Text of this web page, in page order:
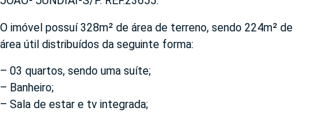
O imóvel possuí 328m² de área de terreno, sendo 224m² de
área útil distribuídos da seguinte forma:
– 03 quartos, sendo uma suíte;
– Banheiro;
– Sala de estar e tv integrada;